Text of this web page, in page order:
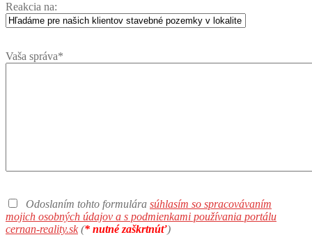
Reakcia na:
Vaša správa*
Odoslaním tohto formulára súhlasím so spracovávaním
mojich osobných údajov a s podmienkami používania portálu
cernan-reality.sk(* nutné zaškrtnúť)